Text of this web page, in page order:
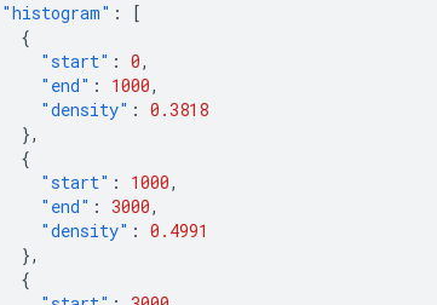
"histogram" :
[
{
"start" : 0,
"end" : 1000,
"density" : 0.3818
},
{
"start" : 1000,
"end" : 3000,
"density" : 0.4991
},
{